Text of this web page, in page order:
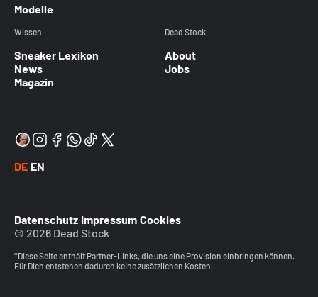
Modelle
Wissen
Sneaker Lexikon
News
Magazin
Dead Stock
About
Jobs
DE EN
Datenschutz Impressum Cookies
© 2026 Dead Stock
*Diese Seite enthält Partner-Links, die uns eine Provision einbringen können.
Für Dich entstehen dadurch keine zusätzlichen Kosten.